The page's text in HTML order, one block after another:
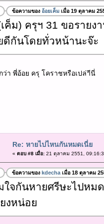
ข้อความของ อ้อยเค็มเมื่อ 19 ตุลาคม
ค็ม) ครุฯ 31 ขอราย
ดีกันโดยทั่วหน้านะจ๊ะ
า พี่อ้อย ครุ โคราชหรือเปล่าีนี่
Re: หายไปไหนกันหมดเนี่ย
« ตอบ #8 เมื่อ:21 ตุลาคม 2551,
ข้อความของ kdechaเมื่อ 18 ตุลาคม
ใจกันหายศรีษะไปหม
งหน่อย